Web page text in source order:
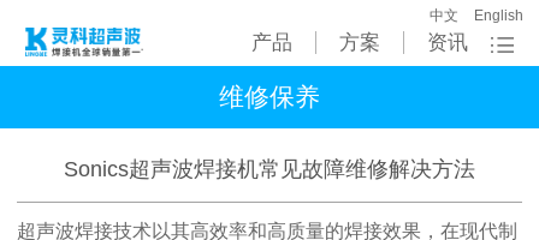
产品 方案 资讯
中文 English
维修保养
Sonics超声波焊接机常见故障维修解决方法
超声波焊接技术以其高效率和高质量的焊接效果，在现代制